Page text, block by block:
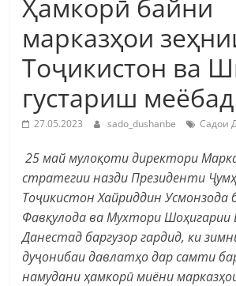
Ҳамкорӣ байни
марказҳои
Тоҷикистон ва
густариш меёбад
27.05.2023 sado_dushanbe Садои
25 май мулоқоти директори
стратегии назди Президенти
Тоҷикистон Хайриддин Усмонзода
Фавқулода ва Мухтори
Данестад баргузор гардид, ки
дуҷонибаи давлатҳо дар самти
намудани ҳамкорӣ миёни